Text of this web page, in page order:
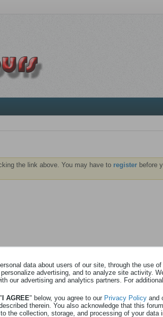
the link above. You may have to registerbefore
data about users of our site, through the use
advertising, and to analyze site activity.
our advertising and analytics partners. For
I AGREE" below, you agree to our Privacy Policyand
therein. You also acknowledge that this
the collection, storage, and processing of your data